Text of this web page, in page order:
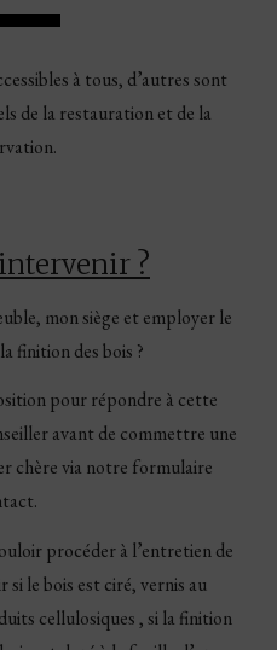
à tous, d’autres sont
de la restauration et de la
?
mon siège et employer le
finition des bois ?
pour répondre à cette
avant de commettre une
chère via notre formulaire
procéder à l’entretien de
le bois est ciré, vernis au
cellulosiques , si la finition